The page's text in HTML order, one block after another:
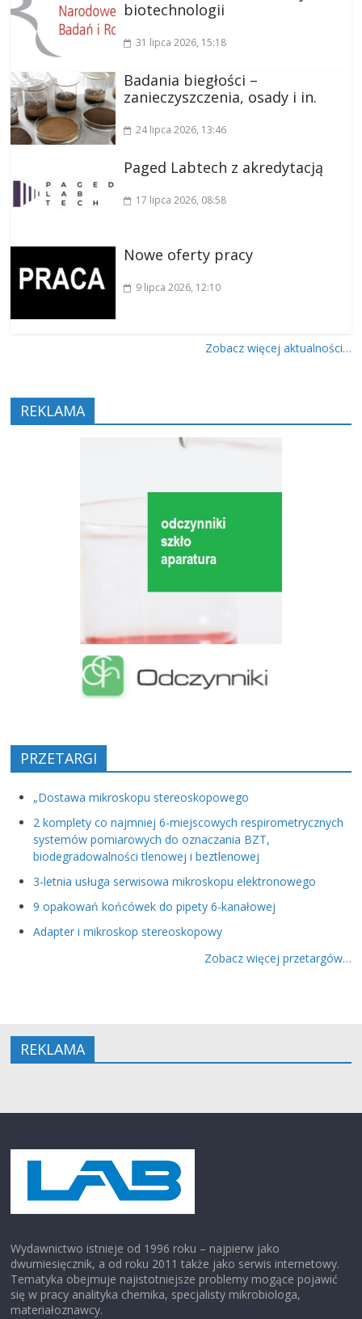
biotechnologii
31 lipca 2026, 15:18
Badania biegłości –
zanieczyszczenia, osady i in.
24 lipca 2026, 13:46
Paged Labtech z akredytacją
17 lipca 2026, 08:58
Nowe oferty pracy
9 lipca 2026, 12:10
Zobacz więcej aktualności…
REKLAMA
PRZETARGI
„Dostawa mikroskopu stereoskopowego
2 komplety co najmniej 6-miejscowych respirometrycznych
systemów pomiarowych do oznaczania BZT,
biodegradowalności tlenowej i beztlenowej
3-letnia usługa serwisowa mikroskopu elektronowego
9 opakowań końcówek do pipety 6-kanałowej
Adapter i mikroskop stereoskopowy
Zobacz więcej przetargów…
REKLAMA
Wydawnictwo istnieje od 1996 roku – najpierw jako
dwumiesięcznik, a od roku 2011 także jako serwis internetowy.
Tematyka obejmuje najistotniejsze problemy mogące pojawić
się w pracy analityka chemika, specjalisty mikrobiologa,
materiałoznawcy.